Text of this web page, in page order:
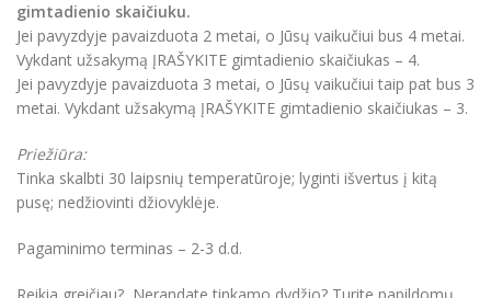
gimtadienio skaičiuku.
Jei pavyzdyje pavaizduota 2 metai, o Jūsų vaikučiui bus 4 metai.
Vykdant užsakymą ĮRAŠYKITE gimtadienio skaičiukas – 4.
Jei pavyzdyje pavaizduota 3 metai, o Jūsų vaikučiui taip pat bus 3
metai. Vykdant užsakymą ĮRAŠYKITE gimtadienio skaičiukas – 3.
Priežiūra:
Tinka skalbti 30 laipsnių temperatūroje; lyginti išvertus į kitą
pusę; nedžiovinti džiovyklėje.
Pagaminimo terminas – 2-3 d.d.